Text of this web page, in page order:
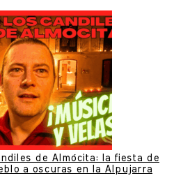
de Almócita: la fiesta de
a oscuras en la Alpujarra